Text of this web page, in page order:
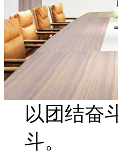
以团结奋
斗。